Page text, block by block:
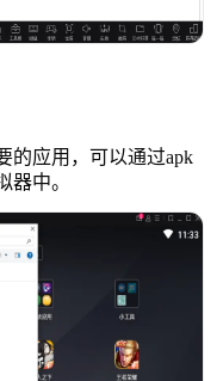
的应用，可以通过apk
器中。